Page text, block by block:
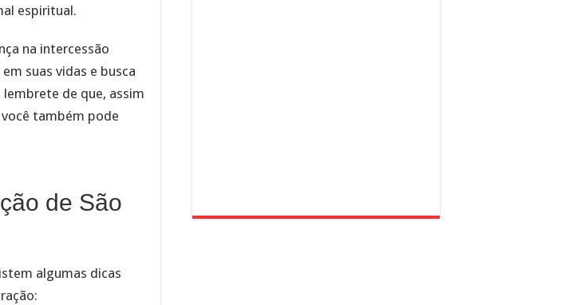
espiritual.
na intercessão
suas vidas e busca
de que, assim
também pode
de São
algumas dicas